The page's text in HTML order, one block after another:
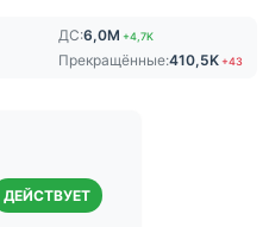
ДС:6,0M +4,7K
Прекращённые:410,5K +43
ДЕЙСТВУЕТ